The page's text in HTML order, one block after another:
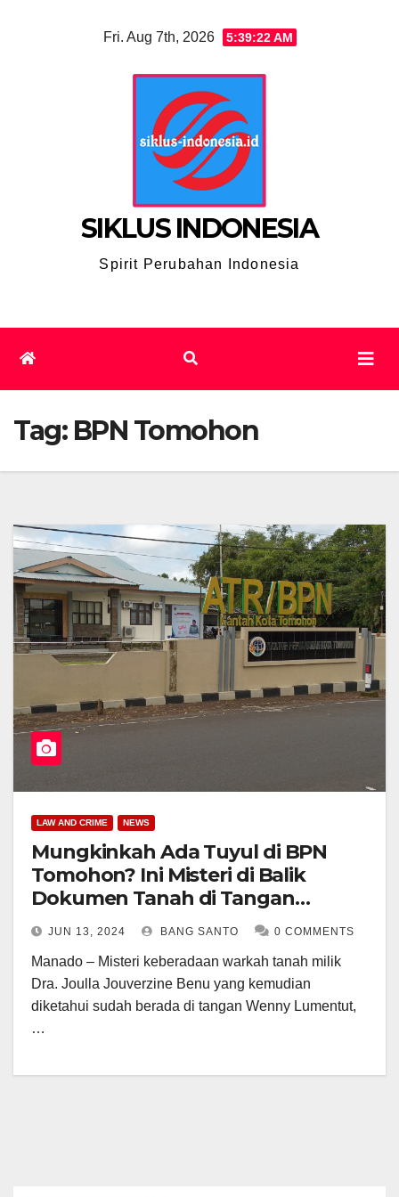
Fri. Aug 7th, 2026 5:39:23 AM
SIKLUS INDONESIA
Spirit Perubahan Indonesia
Tag: BPN Tomohon
LAW AND CRIME NEWS
Mungkinkah Ada Tuyul di BPN
Tomohon? Ini Misteri di Balik
Dokumen Tanah di Tangan
Wenny Lumentut
JUN 13, 2024 BANG SANTO 0 COMMENTS
Manado – Misteri keberadaan warkah tanah milik
Dra. Joulla Jouverzine Benu yang kemudian
diketahui sudah berada di tangan Wenny Lumentut,
…